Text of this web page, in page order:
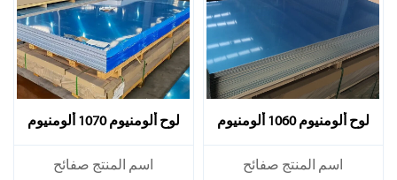
لوح ألومنيوم 1070 ألومنيوم
1070
اسم المنتج صفائح
لوح ألومنيوم 1060 ألومنيوم
1060
اسم المنتج صفائح